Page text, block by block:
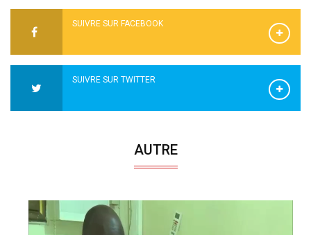
SUIVRE SUR FACEBOOK
SUIVRE SUR TWITTER
AUTRE